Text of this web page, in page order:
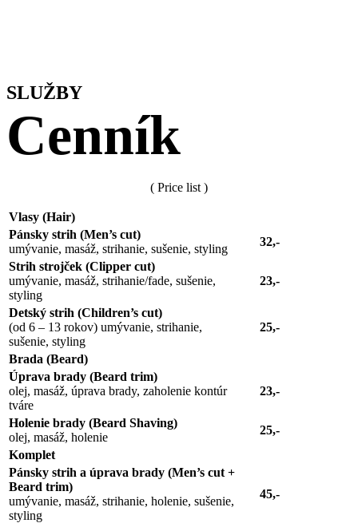
SLUŽBY
Cenník
( Price list )
Vlasy (Hair)
Pánsky strih (Men’s cut)
umývanie, masáž, strihanie, sušenie, styling
32,-
Strih strojček (Clipper cut)
umývanie, masáž, strihanie/fade, sušenie,
styling
23,-
Detský strih (Children’s cut)
(od 6 – 13 rokov) umývanie, strihanie,
sušenie, styling
25,-
Brada (Beard)
Úprava brady (Beard trim)
olej, masáž, úprava brady, zaholenie kontúr
tváre
23,-
Holenie brady (Beard Shaving)
olej, masáž, holenie
25,-
Komplet
Pánsky strih a úprava brady (Men’s cut +
Beard trim)
umývanie, masáž, strihanie, holenie, sušenie,
styling
45,-